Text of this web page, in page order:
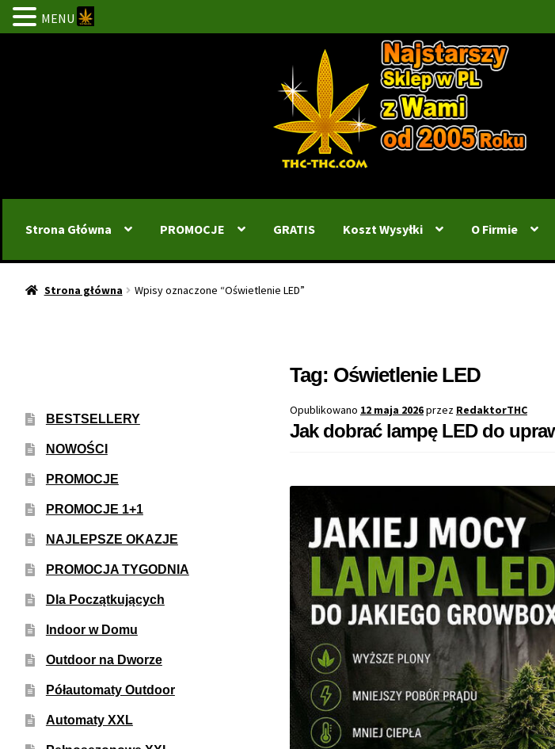
Strona Główna PROMOCJE GRATIS Koszt Wysyłki O Firmie
Strona główna Wpisy oznaczone “Oświetlenie LED”
Tag: Oświetlenie LED
Opublikowano 12 maja 2026przez RedaktorTHC
Jak dobrać lampę LED do
BESTSELLERY
NOWOŚCI
PROMOCJE
PROMOCJE 1+1
NAJLEPSZE OKAZJE
PROMOCJA TYGODNIA
Dla Początkujących
Indoor w Domu
Outdoor na Dworze
Półautomaty Outdoor
Automaty XXL
MENU